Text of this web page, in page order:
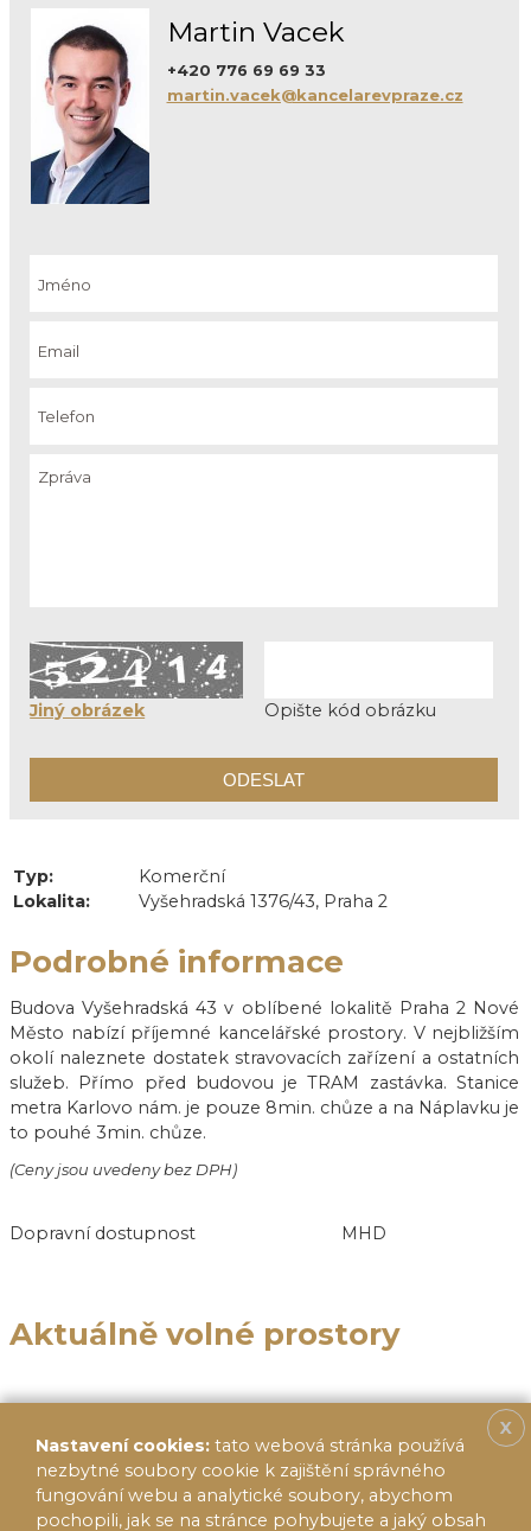
Martin Vacek
+420 776 69 69 33
martin.vacek@kancelarevpraze.cz
Jiný obrázek Opište kód obrázku
Typ:
Komerční
Lokalita:
Vyšehradská 1376/43, Praha 2
Podrobné informace
Budova Vyšehradská 43 v oblíbené lokalitě Praha 2 Nové
Město nabízí příjemné kancelářské prostory. V nejbližším
okolí naleznete dostatek stravovacích zařízení a ostatních
služeb. Přímo před budovou je TRAM zastávka. Stanice
metra Karlovo nám. je pouze 8min. chůze a na Náplavku je
to pouhé 3min. chůze.
(Ceny jsou uvedeny bez DPH)
Dopravní dostupnost MHD
Aktuálně volné prostory
X
Nastavení cookies: tato webová stránka používá
nezbytné soubory cookie k zajištění správného
fungování webu a analytické soubory, abychom
pochopili, jak se na stránce pohybujete a jaký obsah